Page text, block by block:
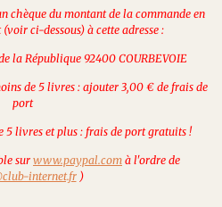
chèque du montant de la commande en
ci-dessous) à cette adresse :
la République 92400 COURBEVOIE
de 5 livres : ajouter 3,00 € de frais de
port
5 livres et plus : frais de port gratuits !
sur www.paypal.com à l'ordre de
internet.fr)